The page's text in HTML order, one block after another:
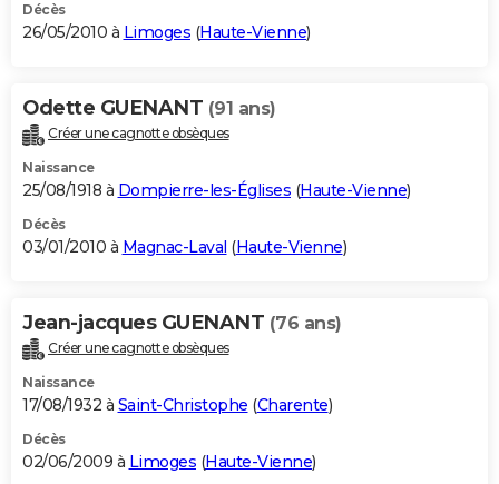
Décès
26/05/2010 à Limoges (Haute-Vienne)
Odette GUENANT (91 ans)
Créer une cagnotte obsèques
Naissance
25/08/1918 à Dompierre-les-Églises (Haute-Vienne)
Décès
03/01/2010 à Magnac-Laval (Haute-Vienne)
Jean-jacques GUENANT (76 ans)
Créer une cagnotte obsèques
Naissance
17/08/1932 à Saint-Christophe (Charente)
Décès
02/06/2009 à Limoges (Haute-Vienne)